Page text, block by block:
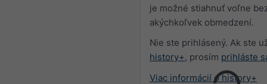
je možné stiahnuť voľne
akýchkoľvek obmedzení.
Nie ste prihlásený. Ak ste
history+, prosím prihláste
Viac informácií o history+